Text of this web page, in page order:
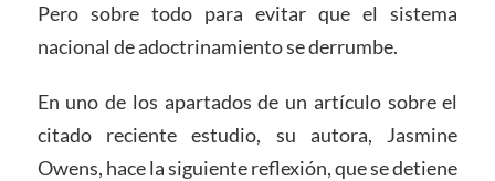
Pero sobre todo para evitar que el sistema
nacional de adoctrinamiento se derrumbe.
En uno de los apartados de un artículo sobre el
citado reciente estudio, su autora, Jasmine
Owens, hace la siguiente reflexión, que se detiene